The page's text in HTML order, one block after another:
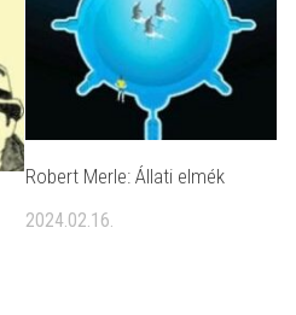
Robert Merle: Állati elmék
2024.02.16.